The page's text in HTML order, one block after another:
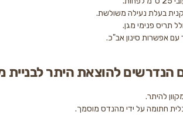
משולשת.
מגן.
אב"כ.
להוצאת היתר לבניית ממ"ד?
ידי מהנדס מוסמך.